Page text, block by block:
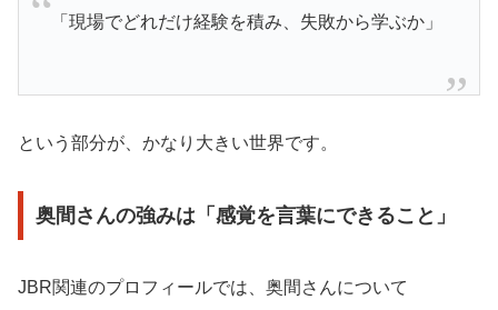
「現場でどれだけ経験を積み、失敗から学ぶか」
という部分が、かなり大きい世界です。
奥間さんの強みは「感覚を言葉にできること」
JBR関連のプロフィールでは、奥間さんについて